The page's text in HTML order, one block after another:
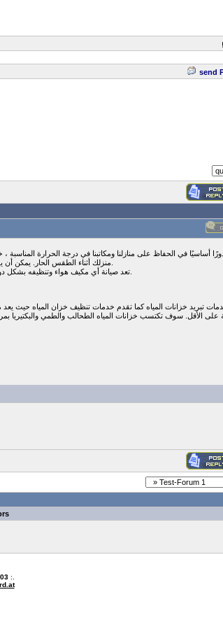
send
أساسيًا في الحفاظ على منازلنا ومكاتبنا في درجة الحرارة
تبريد خزانات المياه كما تقدم خدمات تنظيف خزان المياه حيث
الأقل. سوف تكتسب خزانات المياه الطحالب والطمي والبكتيريا
:.